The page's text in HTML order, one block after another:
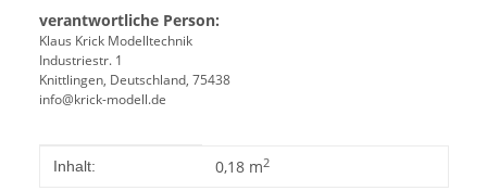
verantwortliche Person:
Klaus Krick Modelltechnik
Industriestr. 1
Knittlingen, Deutschland, 75438
info@krick-modell.de
Produkteigenschaft
Wert
Inhalt: 0,18 m2